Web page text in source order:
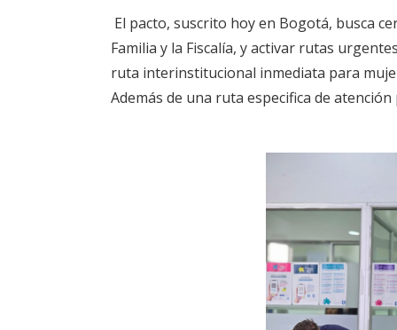
El pacto, suscrito hoy en Bogotá, busca
Familia y la Fiscalía, y activar rutas
ruta interinstitucional inmediata para
Además de una ruta especifica de